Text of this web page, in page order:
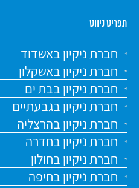
תפריט ניווט
חברת ניקיון באשדוד
חברת ניקיון באשקלון
חברת ניקיון בבת ים
חברת ניקיון בגבעתיים
חברת ניקיון בהרצליה
חברת ניקיון בחדרה
חברת ניקיון בחולון
חברת ניקיון בחיפה